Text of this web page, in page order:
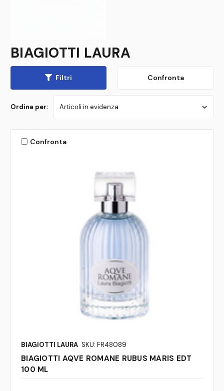
BIAGIOTTI LAURA
Filtri Confronta
Ordina per:
Confronta
BIAGIOTTI LAURA SKU: FR48089
BIAGIOTTI AQVE ROMANE RUBUS MARIS EDT
100 ML